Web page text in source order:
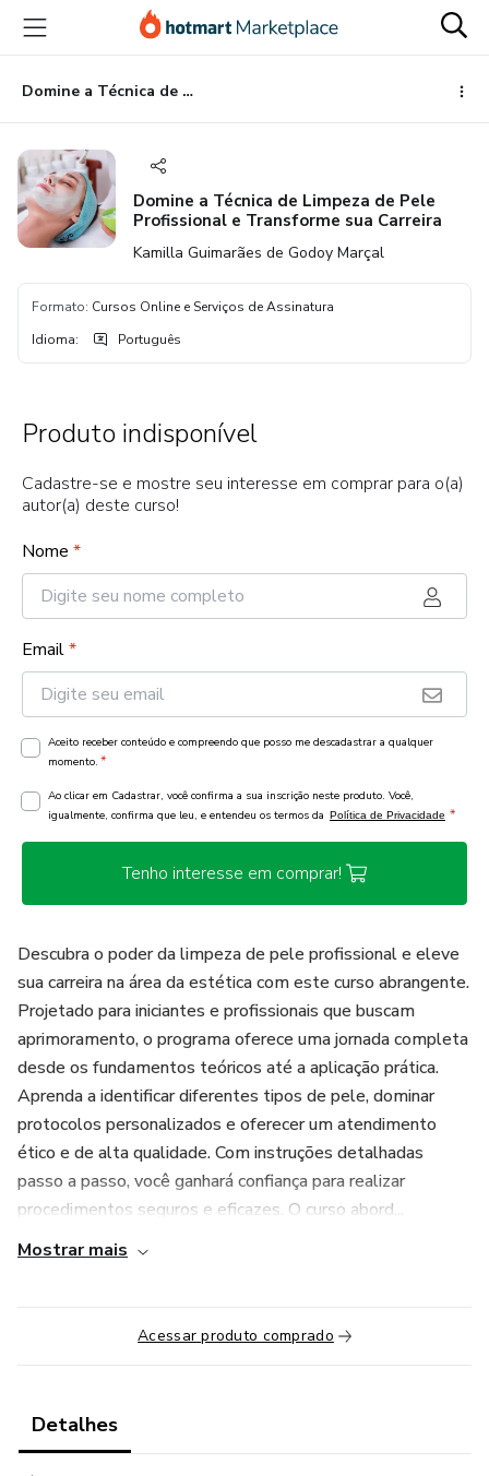
para
conteúdo
principal
para
pagamento
para
rodapé
Domine a Técnica de Limpeza de Pele Profissional e Transforme sua Carreira
Domine a Técnica de Limpeza de Pele
Profissional e Transforme sua Carreira
Kamilla Guimarães de Godoy Marçal
Formato: Cursos Online e Serviços de Assinatura
Idioma: Português
Produto indisponível
Cadastre-se e mostre seu interesse em comprar para o(a)
autor(a) deste curso!
Nome *
Email*
Aceito receber conteúdo e compreendo que posso me descadastrar a qualquer
momento. *
Ao clicar em Cadastrar, você confirma a sua inscrição neste produto. Você,
igualmente, confirma que leu, e entendeu os termos da Política de Privacidade *
Tenho interesse em comprar!
Descubra o poder da limpeza de pele profissional e eleve
sua carreira na área da estética com este curso abrangente.
Projetado para iniciantes e profissionais que buscam
aprimoramento, o programa oferece uma jornada completa
desde os fundamentos teóricos até a aplicação prática.
Aprenda a identificar diferentes tipos de pele, dominar
protocolos personalizados e oferecer um atendimento
ético e de alta qualidade. Com instruções detalhadas
passo a passo, você ganhará confiança para realizar
procedimentos seguros e eficazes. O curso abord...
Mostrar mais
Acessar produto comprado
Detalhes